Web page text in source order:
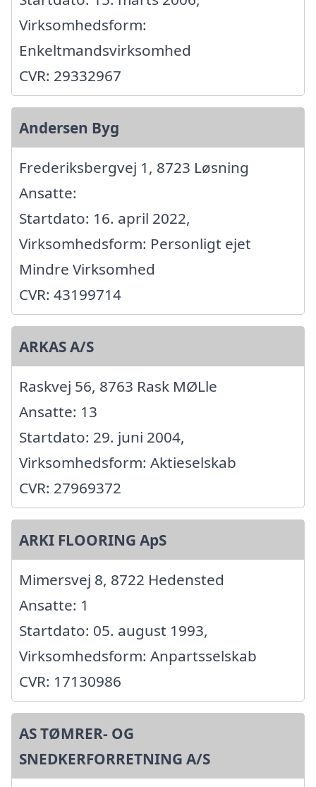
Virksomhedsform:
Enkeltmandsvirksomhed
CVR: 29332967
Andersen Byg
Frederiksbergvej 1, 8723 Løsning
Ansatte:
Startdato: 16. april 2022,
Virksomhedsform: Personligt ejet
Mindre Virksomhed
CVR: 43199714
ARKAS A/S
Raskvej 56, 8763 Rask MØLle
Ansatte: 13
Startdato: 29. juni 2004,
Virksomhedsform: Aktieselskab
CVR: 27969372
ARKI FLOORING ApS
Mimersvej 8, 8722 Hedensted
Ansatte: 1
Startdato: 05. august 1993,
Virksomhedsform: Anpartsselskab
CVR: 17130986
AS TØMRER- OG
SNEDKERFORRETNING A/S